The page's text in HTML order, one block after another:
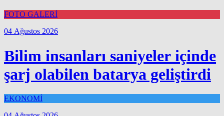
FOTO GALERİ
04 Ağustos 2026
Bilim insanları saniyeler içinde
şarj olabilen batarya geliştirdi
EKONOMİ